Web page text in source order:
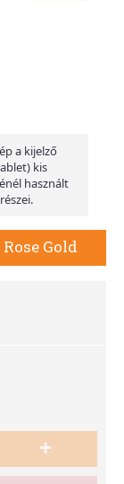
a kijelző
kis
használt
Gold
+